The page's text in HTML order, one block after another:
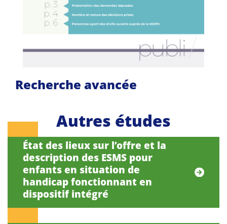
Recherche avancée
Autres études
État des lieux sur l’offre et la
description des ESMS pour
enfants en situation de
handicap fonctionnant en
dispositif intégré